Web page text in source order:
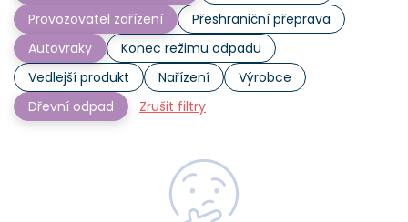
Provozovatel zařízení
Přeshraniční přeprava
Autovraky
Konec režimu odpadu
Vedlejší produkt
Nařízení
Výrobce
Dřevní odpad
Zrušit filtry